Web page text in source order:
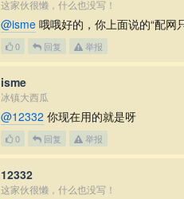
这家伙很懒，什么也没写！
@isme 哦哦好的，你上面说的“配网
0 回复 举报
isme
冰镇大西瓜
@12332 你现在用的就是呀
0 回复 举报
12332
这家伙很懒，什么也没写！